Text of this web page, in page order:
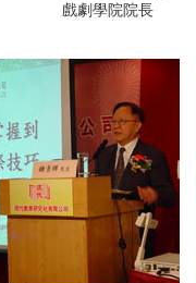
戲劇學院院長